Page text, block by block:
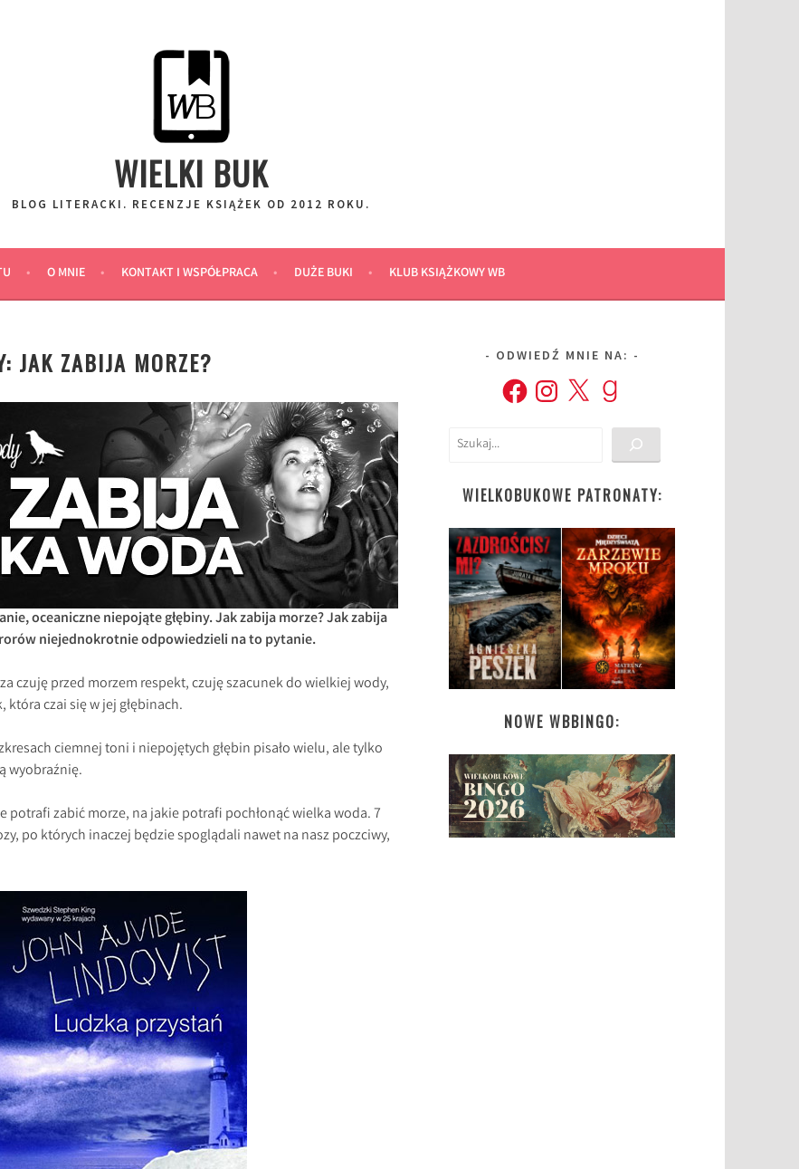
WIELKI BUK
BLOG LITERACKI. RECENZJE KSIĄŻEK OD 2012 ROKU.
O MNIE KONTAKT I WSPÓŁPRACA DUŻE BUKI KLUB KSIĄŻKOWY WB
JAK ZABIJA MORZE?
oceaniczne niepojąte głębiny. Jak zabija morze? Jak zabija
niejednokrotnie odpowiedzieli na to pytanie.
czuję przed morzem respekt, czuję szacunek do wielkiej wody,
która czai się w jej głębinach.
ciemnej toni i niepojętych głębin pisało wielu, ale tylko
wyobraźnię.
potrafi zabić morze, na jakie potrafi pochłonąć wielka woda. 7
po których inaczej będzie spoglądali nawet na nasz poczciwy,
ODWIEDŹ MNIE NA:
FacebookInstagram
X Goodreads
Szukaj
WIELKOBUKOWE PATRONATY:
NOWE WBBINGO: